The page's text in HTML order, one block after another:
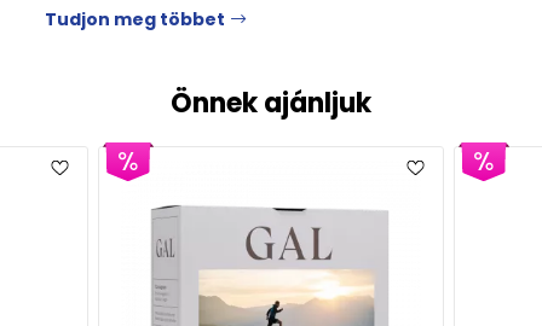
Tudjon meg többet
Önnek ajánljuk